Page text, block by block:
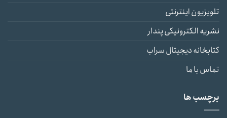
تلویزیون اینترنتی
نشریه الکترونیکی پندار
کتابخانه دیجیتال سراب
تماس با ما
برچسب ها